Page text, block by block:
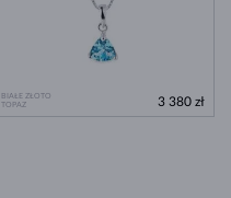
BIAŁE ZŁOTO
TOPAZ
3 380 zł